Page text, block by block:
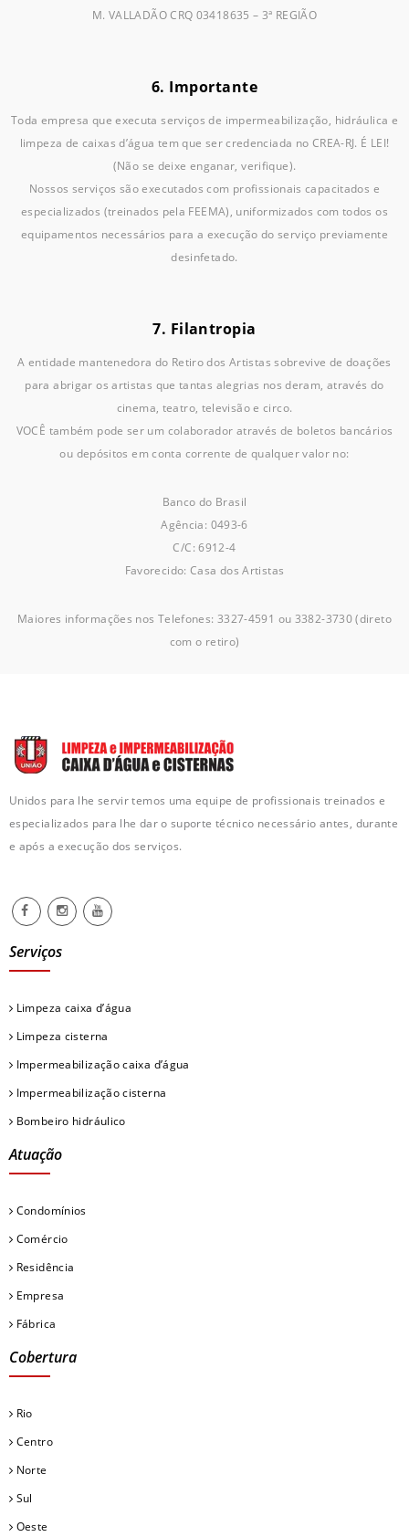
M. VALLADÃO CRQ 03418635 – 3ª REGIÃO
6. Importante
Toda empresa que executa serviços de impermeabilização, hidráulica e
limpeza de caixas d’água tem que ser credenciada no CREA-RJ. É LEI!
(Não se deixe enganar, verifique).
Nossos serviços são executados com profissionais capacitados e
especializados (treinados pela FEEMA), uniformizados com todos os
equipamentos necessários para a execução do serviço previamente
desinfetado.
7. Filantropia
A entidade mantenedora do Retiro dos Artistas sobrevive de doações
para abrigar os artistas que tantas alegrias nos deram, através do
cinema, teatro, televisão e circo.
VOCÊ também pode ser um colaborador através de boletos bancários
ou depósitos em conta corrente de qualquer valor no:
Banco do Brasil
Agência: 0493-6
C/C: 6912-4
Favorecido: Casa dos Artistas
Maiores informações nos Telefones: 3327-4591 ou 3382-3730 (direto
com o retiro)
Unidos para lhe servir temos uma equipe de profissionais treinados e
especializados para lhe dar o suporte técnico necessário antes, durante
e após a execução dos serviços.
Serviços
Limpeza caixa d’água
Limpeza cisterna
Impermeabilização caixa d’água
Impermeabilização cisterna
Bombeiro hidráulico
Atuação
Condomínios
Comércio
Residência
Empresa
Fábrica
Cobertura
Rio
Centro
Norte
Sul
Oeste